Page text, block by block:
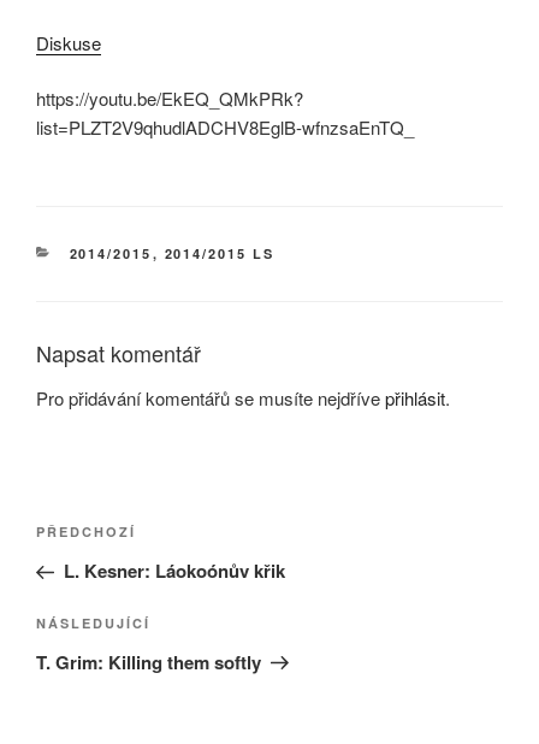
Diskuse
https://youtu.be/EkEQ_QMkPRk?
list=PLZT2V9qhudlADCHV8EglB-wfnzsaEnTQ_
RUBRIKY
2014/2015 , 2014/2015 LS
Napsat komentář
Pro přidávání komentářů se musíte nejdřívepřihlásit.
Navigace
příspěvek
Předchozí
příspěvek
PŘEDCHOZÍ
L. Kesner: Láokoónův křik
Následující
příspěvek
NÁSLEDUJÍCÍ
T. Grim: Killing them softly